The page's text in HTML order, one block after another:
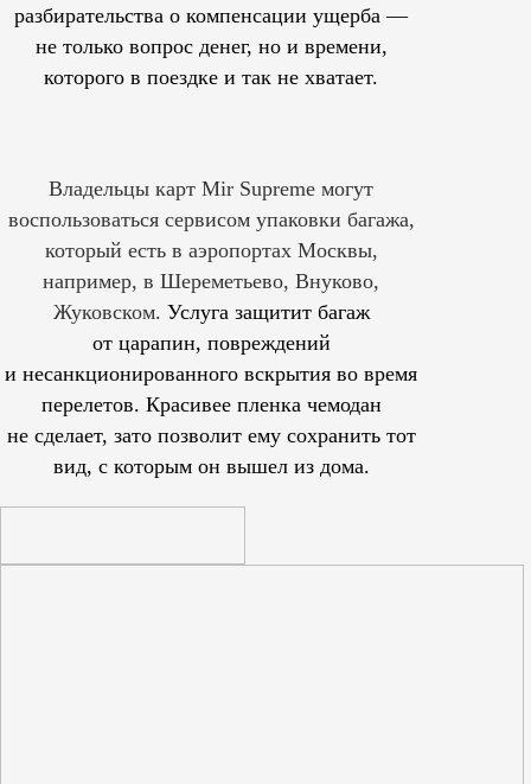
разбирательства о компенсации ущерба —
не только вопрос денег, но и времени,
которого в поездке и так не хватает.
Владельцы карт Mir Supreme могут
воспользоваться сервисом упаковки багажа,
который есть в аэропортах Москвы,
например, в Шереметьево, Внуково,
Жуковском. Услуга защитит багаж
от царапин, повреждений
и несанкционированного вскрытия во время
перелетов. Красивее пленка чемодан
не сделает, зато позволит ему сохранить тот
вид, с которым он вышел из дома.